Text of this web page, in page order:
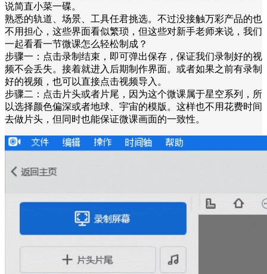
说简直小菜一碟。
熟悉的轨道、场景、工具任君挑选。不过没接触万彩产品的也
不用担心，这些界面看似繁琐，但这些对新手老师来说，我们
一起看看一节微课怎么轻松制成？
步骤一：点击录制结束，即可弹出保存，保证我们录制好的视
频不会丢失。接着就进入后期制作界面。或者如果之前有录制
好的视频，也可以直接点击视频导入。
步骤二：点击片头或者片尾，因为这个微课属于星空系列，所
以选择颜色偏深或者地球、宇宙的模版。这样也不用花费时间
去做片头，但同时也能保证微课画面的一致性。